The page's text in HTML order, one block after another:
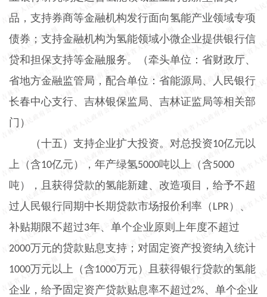
品，支持券商等金融机构发行面向氢能产业领域专项
债券；支持金融机构为氢能领域小微企业提供银行信
贷和担保支持等金融服务。（牵头单位：省财政厅、
省地方金融监管局，配合单位：省能源局、人民银行
长春中心支行、吉林银保监局、吉林证监局等相关部
门）
（十五）支持企业扩大投资。 对总投资10亿元以
上（含10亿元），年产绿氢5000吨以上（含5000
吨），且获得贷款的氢能新建、改造项目，给予不超
过人民银行同期中长期贷款市场报价利率（ LPR）、
补贴期限不超过3年、单个企业原则上年度不超过
2000万元的贷款贴息支持；对固定资产投资纳入统计
1000万元以上（含1000万元）且获得银行贷款的氢能
企业，给予固定资产贷款贴息率不超过2%、单个企业